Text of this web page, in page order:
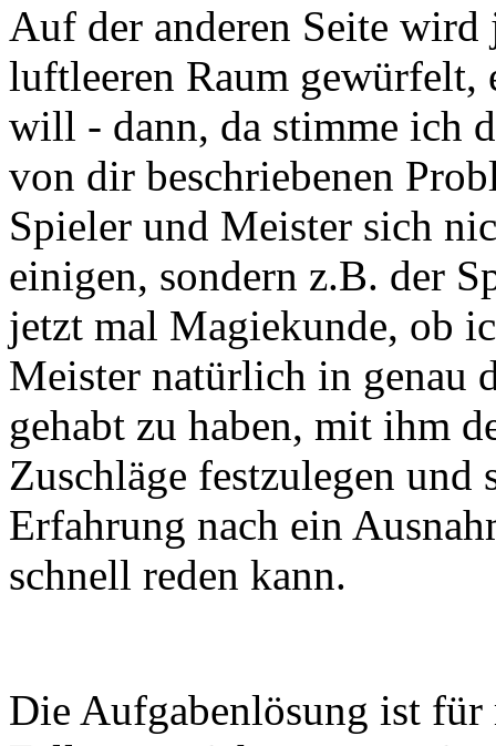
Auf der anderen Seite
luftleeren Raum gewürfelt,
will - dann, da stimme ich
von dir beschriebenen
Spieler und Meister sich
einigen, sondern z.B. der
jetzt mal Magiekunde, ob
Meister natürlich in genau
gehabt zu haben, mit ihm
Zuschläge festzulegen und
Erfahrung nach ein
schnell reden kann.
Die Aufgabenlösung ist für